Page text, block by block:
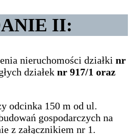
II:
nieruchomości działki nr
działek nr 917/1 oraz
odcinka 150 m od ul.
gospodarczych na
z załącznikiem nr 1.